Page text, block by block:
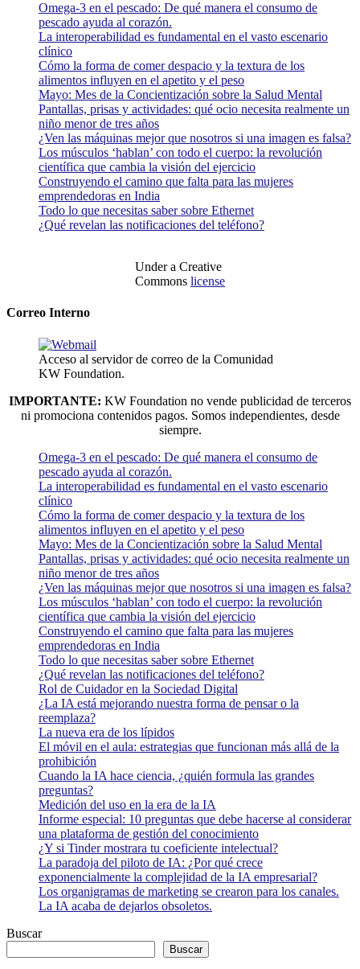
Omega-3 en el pescado: De qué manera el consumo de
pescado ayuda al corazón.
La interoperabilidad es fundamental en el vasto escenario
clínico
Cómo la forma de comer despacio y la textura de los
alimentos influyen en el apetito y el peso
Mayo: Mes de la Concientización sobre la Salud Mental
Pantallas, prisas y actividades: qué ocio necesita realmente un
niño menor de tres años
¿Ven las máquinas mejor que nosotros si una imagen es falsa?
Los músculos ‘hablan’ con todo el cuerpo: la revolución
científica que cambia la visión del ejercicio
Construyendo el camino que falta para las mujeres
emprendedoras en India
Todo lo que necesitas saber sobre Ethernet
¿Qué revelan las notificaciones del teléfono?
Under a Creative
Commons license
Correo Interno
Acceso al servidor de correo de la Comunidad
KW Foundation.
IMPORTANTE: KW Foundation no vende publicidad de terceros
ni promociona contenidos pagos. Somos independientes, desde
siempre.
Omega-3 en el pescado: De qué manera el consumo de
pescado ayuda al corazón.
La interoperabilidad es fundamental en el vasto escenario
clínico
Cómo la forma de comer despacio y la textura de los
alimentos influyen en el apetito y el peso
Mayo: Mes de la Concientización sobre la Salud Mental
Pantallas, prisas y actividades: qué ocio necesita realmente un
niño menor de tres años
¿Ven las máquinas mejor que nosotros si una imagen es falsa?
Los músculos ‘hablan’ con todo el cuerpo: la revolución
científica que cambia la visión del ejercicio
Construyendo el camino que falta para las mujeres
emprendedoras en India
Todo lo que necesitas saber sobre Ethernet
¿Qué revelan las notificaciones del teléfono?
Rol de Cuidador en la Sociedad Digital
¿La IA está mejorando nuestra forma de pensar o la
reemplaza?
La nueva era de los lípidos
El móvil en el aula: estrategias que funcionan más allá de la
prohibición
Cuando la IA hace ciencia, ¿quién formula las grandes
preguntas?
Medición del uso en la era de la IA
Informe especial: 10 preguntas que debe hacerse al considerar
una plataforma de gestión del conocimiento
¿Y si Tinder mostrara tu coeficiente intelectual?
La paradoja del piloto de IA: ¿Por qué crece
exponencialmente la complejidad de la IA empresarial?
Los organigramas de marketing se crearon para los canales.
La IA acaba de dejarlos obsoletos.
Buscar
Buscar